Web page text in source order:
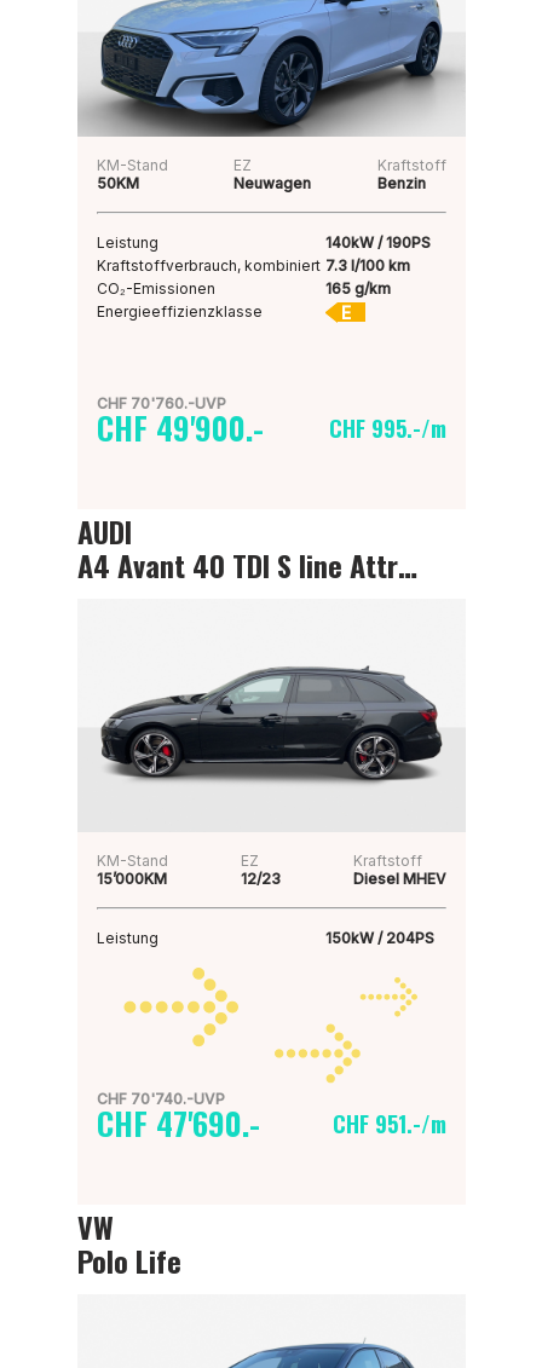
KM-Stand
50KM
EZ
Neuwagen
Kraftstoff
Benzin
Leistung
140kW / 190PS
Kraftstoffverbrauch, kombiniert 7.3 l/100 km
CO₂-Emissionen
165 g/km
Energieeffizienzklasse
E
CHF 70'760.-UVP
CHF 49'900.- CHF 995.-/m
AUDI
A4 Avant 40 TDI S line Attraction
KM-Stand
15’000KM
EZ
12/23
Kraftstoff
Diesel MHEV
Leistung 150kW / 204PS
CHF 70'740.-UVP
CHF 47'690.- CHF 951.-/m
VW
Polo Life